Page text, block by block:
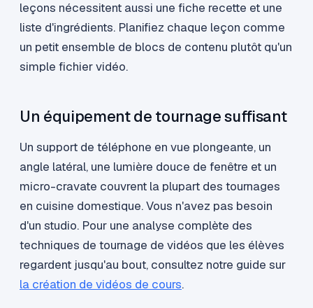
leçons nécessitent aussi une fiche recette et une
liste d'ingrédients. Planifiez chaque leçon comme
un petit ensemble de blocs de contenu plutôt qu'un
simple fichier vidéo.
Un équipement de tournage suffisant
Un support de téléphone en vue plongeante, un
angle latéral, une lumière douce de fenêtre et un
micro-cravate couvrent la plupart des tournages
en cuisine domestique. Vous n'avez pas besoin
d'un studio. Pour une analyse complète des
techniques de tournage de vidéos que les élèves
regardent jusqu'au bout, consultez notre guide sur
la création de vidéos de cours.